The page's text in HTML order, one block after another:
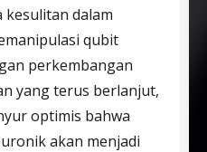
dalam
qubit
perkembangan
yang terus berlanjut,
optimis bahwa
akan menjadi